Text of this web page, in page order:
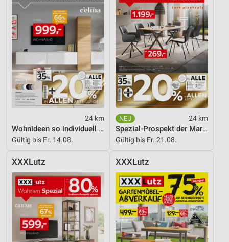
24 km
Wohnideen so individuell wie du!
Gültig bis Fr. 14.08.
24 km
Spezial-Prospekt der Marken
Gültig bis Fr. 21.08.
XXXLutz XXXLutz